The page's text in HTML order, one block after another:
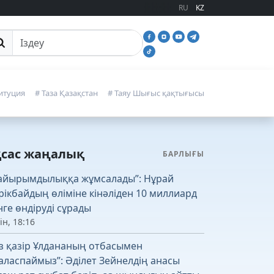
RU KZ
іздеу
# Таза Қазақстан # Таяу Шығыс қақтығысы
жаңалық БАРЛЫҒЫ
жұмсалады”: Нұрай
өліміне кінәліден 10 миллиард
өндіруді сұрады
18:16
қазір Ұлдананың отбасымен
Әділет Зейнелдің анасы